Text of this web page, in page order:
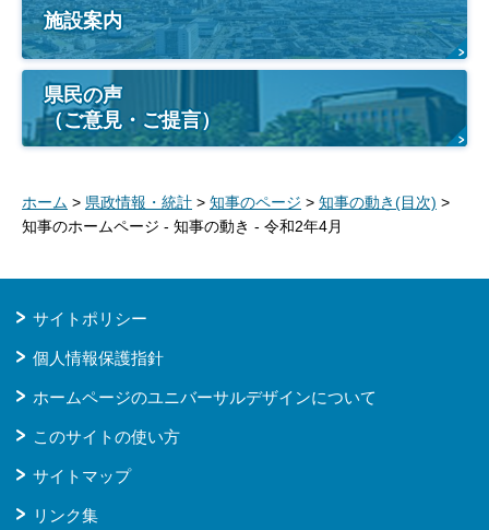
施設案内
県民の声
（ご意見・ご提言）
ホーム > 県政情報・統計 > 知事のページ > 知事の動き(目次) >
知事のホームページ - 知事の動き - 令和2年4月
サイトポリシー
個人情報保護指針
ホームページのユニバーサルデザインについて
このサイトの使い方
サイトマップ
リンク集